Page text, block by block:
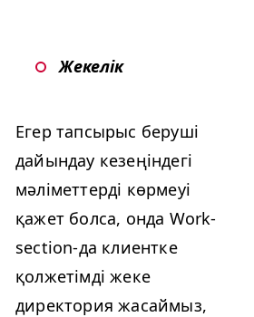
Жекелік
Егер тапсырыс беруші
дайындау кезеңіндегі
мәліметтерді көрмеуі
қажет болса, онда Work­
sec­tion-да клиентке
қолжетімді жеке
директория жасаймыз,